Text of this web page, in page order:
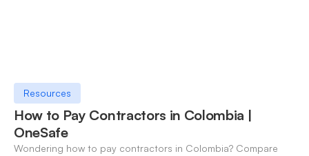
Resources
How to Pay Contractors in Colombia |
OneSafe
Wondering how to pay contractors in Colombia? Compare